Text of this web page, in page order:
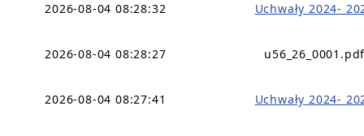
2026-08-04 08:28:32 Uchwały 2024-
2026-08-04 08:28:27
2026-08-04 08:27:41 Uchwały 2024-